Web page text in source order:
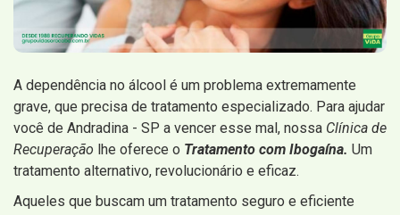
A dependência no álcool é um problema extremamente
grave, que precisa de tratamento especializado. Para ajudar
você de Andradina - SP a vencer esse mal, nossa Clínica de
Recuperação lhe oferece o Tratamento com Ibogaína. Um
tratamento alternativo, revolucionário e eficaz.
Aqueles que buscam um tratamento seguro e eficiente